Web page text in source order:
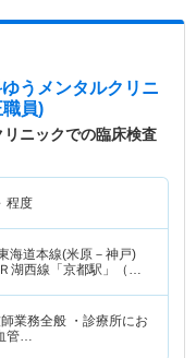
うメンタルクリニ
員)
ニックでの臨床検査
程度
海道本線(米原－神戸)
湖西線「京都駅」（徒
業務全般 ・診療所にお
管…